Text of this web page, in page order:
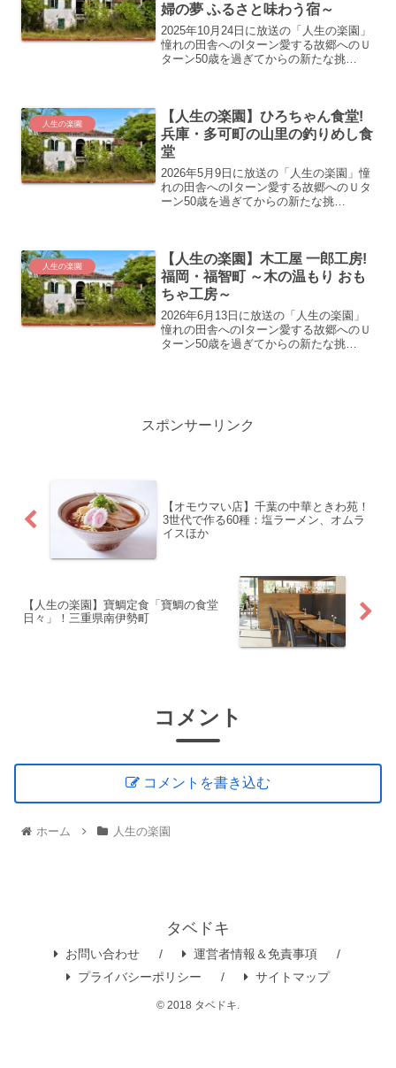
婦の夢 ふるさと味わう宿～
2025年10月24日に放送の「人生の楽園」
憧れの田舎へのIターン愛する故郷へのＵ
ターン50歳を過ぎてからの新たな挑
べ物などと共に...
人生の楽園
【人生の楽園】ひろちゃん食堂!
兵庫・多可町の山里の釣りめし食
堂
2026年5月9日に放送の「人生の楽園」憧
れの田舎へのIターン愛する故郷へのＵタ
ーン50歳を過ぎてからの新たな挑
べ物などと共に紹介...
人生の楽園
【人生の楽園】木工屋 一郎工房!
福岡・福智町 ～木の温もり おも
ちゃ工房～
2026年6月13日に放送の「人生の楽園」
憧れの田舎へのIターン愛する故郷へのＵ
ターン50歳を過ぎてからの新たな挑
スポンサーリンク
【オモウマい店】千葉の中華ときわ苑！
3世代で作る60種：塩ラーメン、オムラ
イスほか
【人生の楽園】寶鯛定食「寶鯛の食堂
日々」！三重県南伊勢町
コメント
コメントを書き込む
ホーム 人生の楽園
タベドキ
お問い合わせ
運営者情報＆免責事項
プライバシーポリシー
サイトマップ
© 2018 タベドキ.